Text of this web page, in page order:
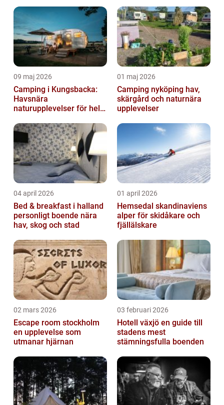
09 maj 2026
Camping i Kungsbacka:
Havsnära
naturupplevelser för hela
01 maj 2026
Camping nyköping hav,
skärgård och naturnära
upplevelser
04 april 2026
Bed & breakfast i halland
personligt boende nära
hav, skog och stad
01 april 2026
Hemsedal skandinaviens
alper för skidåkare och
fjällälskare
02 mars 2026
Escape room stockholm
en upplevelse som
utmanar hjärnan
03 februari 2026
Hotell växjö en guide till
stadens mest
stämningsfulla boenden